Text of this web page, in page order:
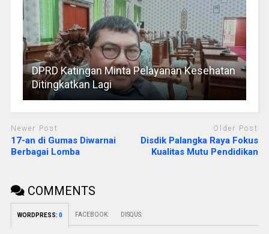
DPRD Katingan Minta Pelayanan Kesehatan
Ditingkatkan Lagi
Newer Post
17-an di Gumas Diwarnai
Berbagai Lomba
Older Post
Disdik Palangka Raya Fokus
Kualitas Mutu Pendidikan
COMMENTS
WORDPRESS: 0 FACEBOOK: DISQUS: